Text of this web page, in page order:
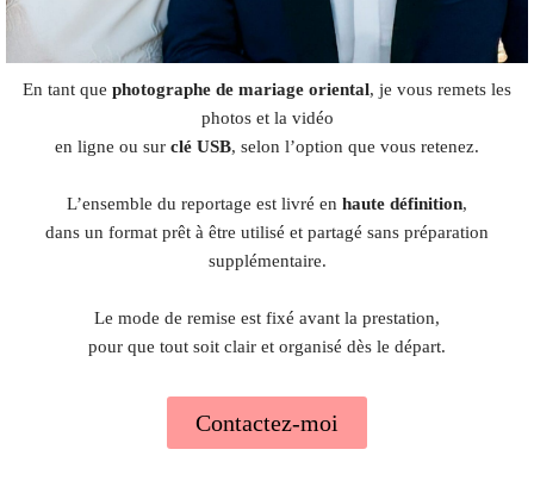
En tant que photographe de mariage oriental, je vous remets les
photos et la vidéo
en ligne ou sur clé USB, selon l’option que vous retenez.
L’ensemble du reportage est livré en haute définition,
dans un format prêt à être utilisé et partagé sans préparation
supplémentaire.
Le mode de remise est fixé avant la prestation,
pour que tout soit clair et organisé dès le départ.
Contactez-moi